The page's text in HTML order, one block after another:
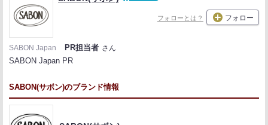
フォローとは？ フォロー
SABON Japan PR担当者 さん
SABON Japan PR
SABON(サボン)のブランド情報